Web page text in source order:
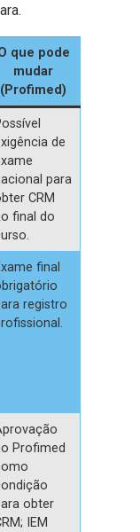
que pode
mudar
(Profimed)
de
para
CRM
final do
final
registro
Profimed
obter
IEM